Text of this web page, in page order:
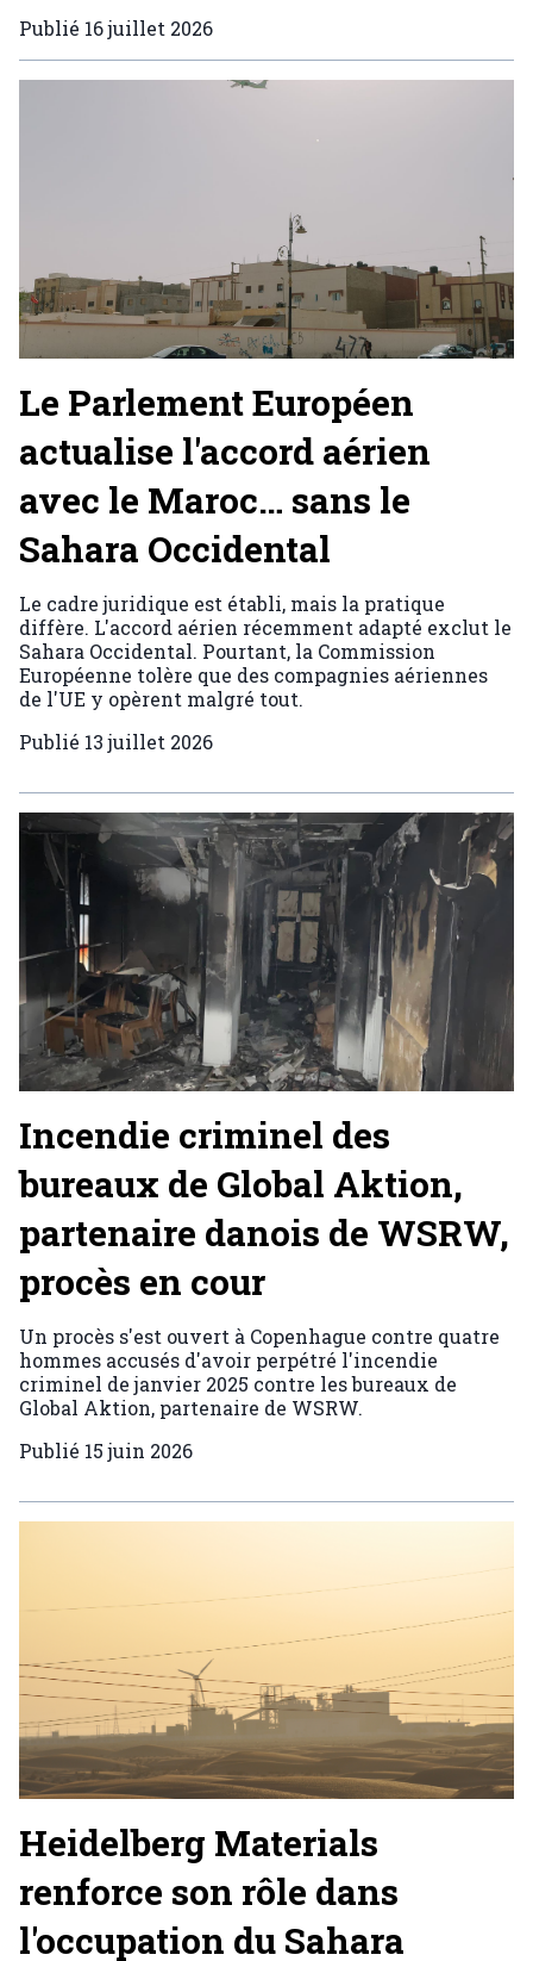
Publié 16 juillet 2026
Le Parlement Européen
actualise l'accord aérien
avec le Maroc… sans le
Sahara Occidental
Le cadre juridique est établi, mais la pratique
diffère. L'accord aérien récemment adapté exclut le
Sahara Occidental. Pourtant, la Commission
Européenne tolère que des compagnies aériennes
de l'UE y opèrent malgré tout.
Publié 13 juillet 2026
Incendie criminel des
bureaux de Global Aktion,
partenaire danois de WSRW,
procès en cour
Un procès s'est ouvert à Copenhague contre quatre
hommes accusés d'avoir perpétré l'incendie
criminel de janvier 2025 contre les bureaux de
Global Aktion, partenaire de WSRW.
Publié 15 juin 2026
Heidelberg Materials
renforce son rôle dans
l'occupation du Sahara